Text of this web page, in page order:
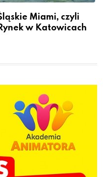
Miami, czyli
w Katowicach